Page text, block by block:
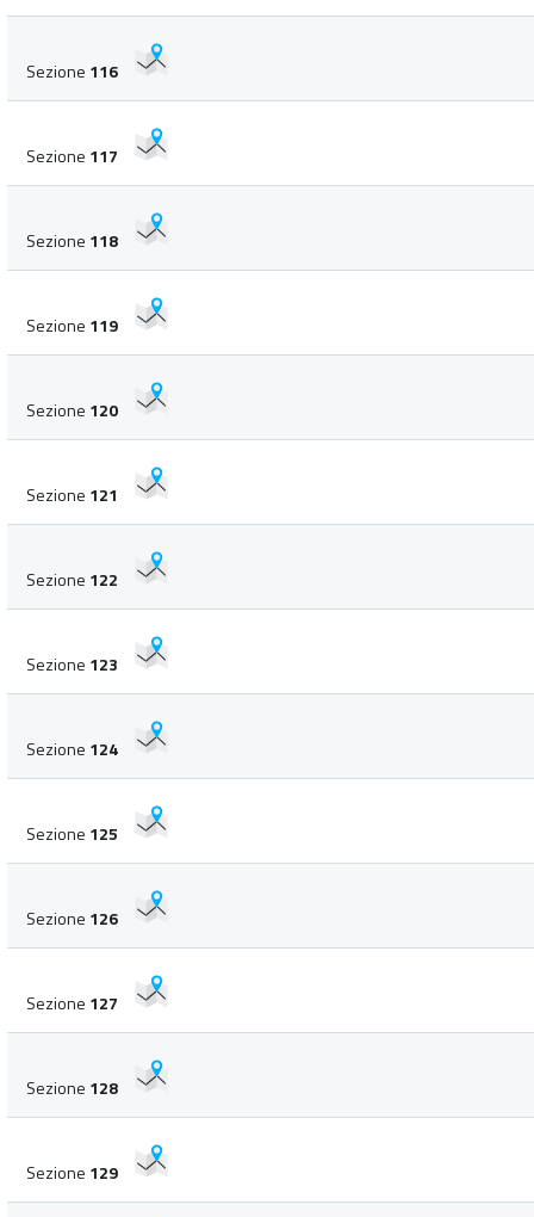
Sezione 116
Sezione 117
Sezione 118
Sezione 119
Sezione 120
Sezione 121
Sezione 122
Sezione 123
Sezione 124
Sezione 125
Sezione 126
Sezione 127
Sezione 128
Sezione 129